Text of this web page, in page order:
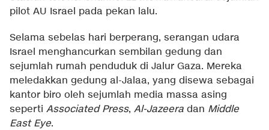
pilot AU Israel pada pekan lalu.
Selama sebelas hari berperang, serangan udara
Israel menghancurkan sembilan gedung dan
sejumlah rumah penduduk di Jalur Gaza. Mereka
meledakkan gedung al-Jalaa, yang disewa sebagai
kantor biro oleh sejumlah media massa asing
seperti Associated Press, Al-Jazeera dan Middle
East Eye.